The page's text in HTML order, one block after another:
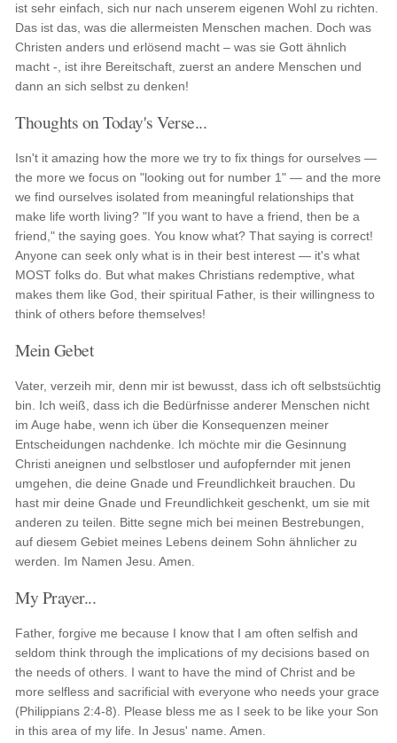
ist sehr einfach, sich nur nach unserem eigenen Wohl zu richten.
Das ist das, was die allermeisten Menschen machen. Doch was
Christen anders und erlösend macht – was sie Gott ähnlich
macht -, ist ihre Bereitschaft, zuerst an andere Menschen und
dann an sich selbst zu denken!
Thoughts on Today's Verse...
Isn't it amazing how the more we try to fix things for ourselves —
the more we focus on "looking out for number 1" — and the more
we find ourselves isolated from meaningful relationships that
make life worth living? "If you want to have a friend, then be a
friend," the saying goes. You know what? That saying is correct!
Anyone can seek only what is in their best interest — it's what
MOST folks do. But what makes Christians redemptive, what
makes them like God, their spiritual Father, is their willingness to
think of others before themselves!
Mein Gebet
Vater, verzeih mir, denn mir ist bewusst, dass ich oft selbstsüchtig
bin. Ich weiß, dass ich die Bedürfnisse anderer Menschen nicht
im Auge habe, wenn ich über die Konsequenzen meiner
Entscheidungen nachdenke. Ich möchte mir die Gesinnung
Christi aneignen und selbstloser und aufopfernder mit jenen
umgehen, die deine Gnade und Freundlichkeit brauchen. Du
hast mir deine Gnade und Freundlichkeit geschenkt, um sie mit
anderen zu teilen. Bitte segne mich bei meinen Bestrebungen,
auf diesem Gebiet meines Lebens deinem Sohn ähnlicher zu
werden. Im Namen Jesu. Amen.
My Prayer...
Father, forgive me because I know that I am often selfish and
seldom think through the implications of my decisions based on
the needs of others. I want to have the mind of Christ and be
more selfless and sacrificial with everyone who needs your grace
(Philippians 2:4-8). Please bless me as I seek to be like your Son
in this area of my life. In Jesus' name. Amen.